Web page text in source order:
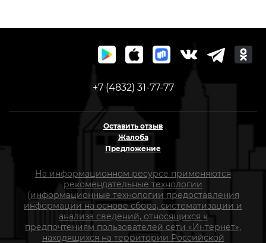
+7 (4832) 31-77-77
Оставить отзыв
Жалоба
Предложение
На информационном ресурсе применяются
рекомендательные технологии
(информационные технологии предоставления
информации на основе сбора, систематизации и
анализа сведений, относящихся к
предпочтениям пользователей сети «Интернет»,
находящихся на территории Российской